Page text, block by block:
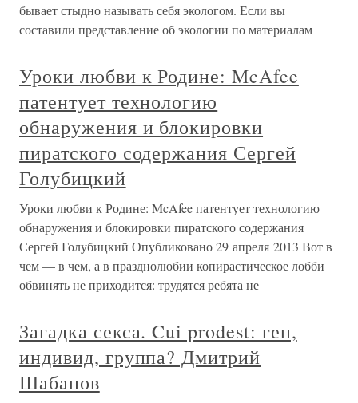
бывает стыдно называть себя экологом. Если вы
составили представление об экологии по материалам
Уроки любви к Родине: McAfee
патентует технологию
обнаружения и блокировки
пиратского содержания Сергей
Голубицкий
Уроки любви к Родине: McAfee патентует технологию
обнаружения и блокировки пиратского содержания
Сергей Голубицкий Опубликовано 29 апреля 2013 Вот в
чем — в чем, а в празднолюбии копирастическое лобби
обвинять не приходится: трудятся ребята не
Загадка секса. Cui prodest: ген,
индивид, группа? Дмитрий
Шабанов